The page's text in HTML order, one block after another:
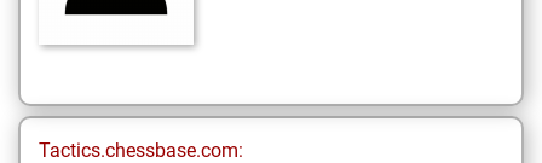
Tactics.chessbase.com: